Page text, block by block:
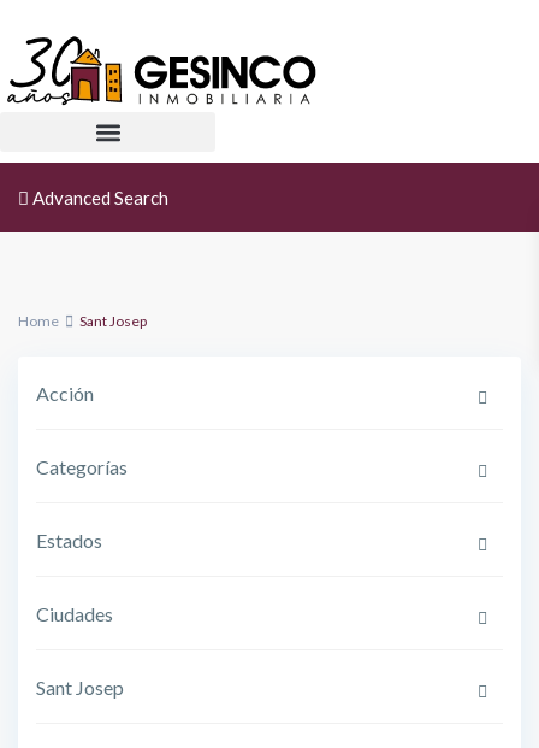
Advanced Search
Home Sant Josep
Acción
Categorías
Estados
Ciudades
Sant Josep